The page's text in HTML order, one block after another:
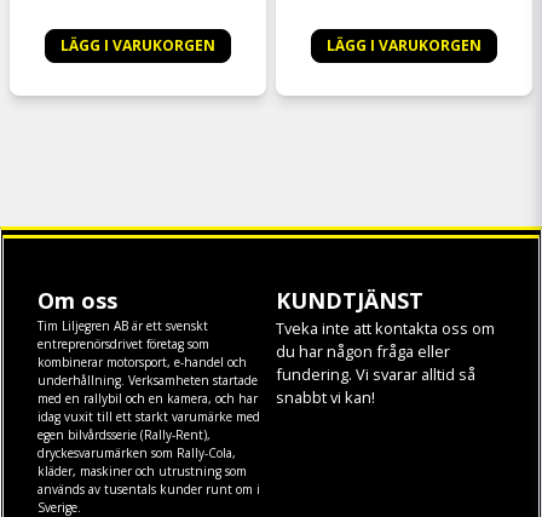
LÄGG I VARUKORGEN LÄGG I VARUKORGEN
Om oss
Tim Liljegren AB är ett svenskt
entreprenörsdrivet företag som
kombinerar motorsport, e-handel och
underhållning. Verksamheten startade
med en rallybil och en kamera, och har
idag vuxit till ett starkt varumärke med
egen bilvårdsserie (Rally-Rent),
dryckesvarumärken som Rally-Cola,
kläder, maskineroch utrustning som
används av tusentals kunder runt om i
Sverige.
KUNDTJÄNST
Tveka inte att kontakta oss om
du har någon fråga eller
fundering. Vi svarar alltid så
snabbt vi kan!